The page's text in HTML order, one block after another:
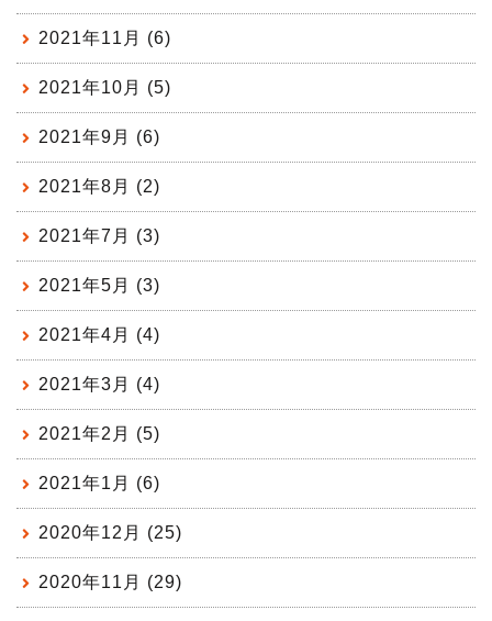
2021年11月 (6)
2021年10月 (5)
2021年9月 (6)
2021年8月 (2)
2021年7月 (3)
2021年5月 (3)
2021年4月 (4)
2021年3月 (4)
2021年2月 (5)
2021年1月 (6)
2020年12月 (25)
2020年11月 (29)